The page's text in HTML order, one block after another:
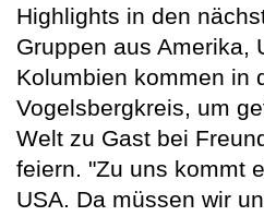
Highlights in den
Gruppen aus Amerika,
Kolumbien kommen in
Vogelsbergkreis, um
Welt zu Gast bei
feiern. "Zu uns kommt
USA. Da müssen wir